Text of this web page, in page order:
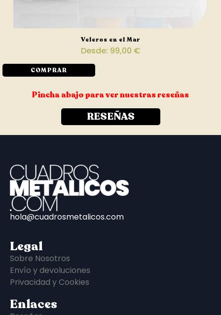
Veleros en el Mar
Desde: 99,00 €
COMPRAR
Pincha abajo para ver nuestras reseñas
RESEÑAS
hola@cuadrosmetalicos.com
Legal
Sobre Nosotros
Envío y devoluciones
Privacidad y Cookies
Enlaces